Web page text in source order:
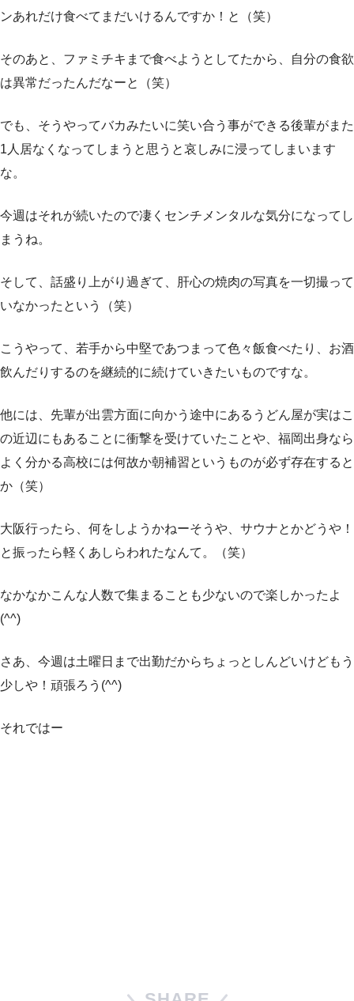
ンあれだけ食べてまだいけるんですか！と（笑）
そのあと、ファミチキまで食べようとしてたから、自分の食欲
は異常だったんだなーと（笑）
でも、そうやってバカみたいに笑い合う事ができる後輩がまた
1人居なくなってしまうと思うと哀しみに浸ってしまいます
な。
今週はそれが続いたので凄くセンチメンタルな気分になってし
まうね。
そして、話盛り上がり過ぎて、肝心の焼肉の写真を一切撮って
いなかったという（笑）
こうやって、若手から中堅であつまって色々飯食べたり、お酒
飲んだりするのを継続的に続けていきたいものですな。
他には、先輩が出雲方面に向かう途中にあるうどん屋が実はこ
の近辺にもあることに衝撃を受けていたことや、福岡出身なら
よく分かる高校には何故か朝補習というものが必ず存在すると
か（笑）
大阪行ったら、何をしようかねーそうや、サウナとかどうや！
と振ったら軽くあしらわれたなんて。（笑）
なかなかこんな人数で集まることも少ないので楽しかったよ
(^^)
さあ、今週は土曜日まで出勤だからちょっとしんどいけどもう
少しや！頑張ろう(^^)
それではー